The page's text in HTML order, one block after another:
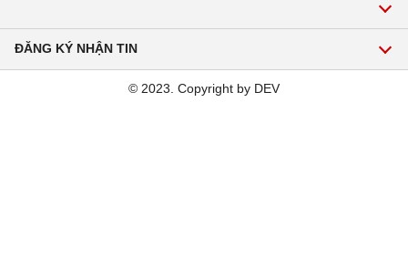
Hotline:1900 2271
ĐĂNG KÝ NHẬN TIN
© 2023. Copyright by DEV